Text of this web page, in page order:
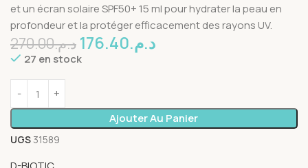
et un écran solaire SPF50+ 15 ml pour hydrater la peau en
profondeur et la protéger efficacement des rayons UV.
د.م.270.00 د.م.176.40
27 en stock
Ajouter Au Panier
UGS 31589